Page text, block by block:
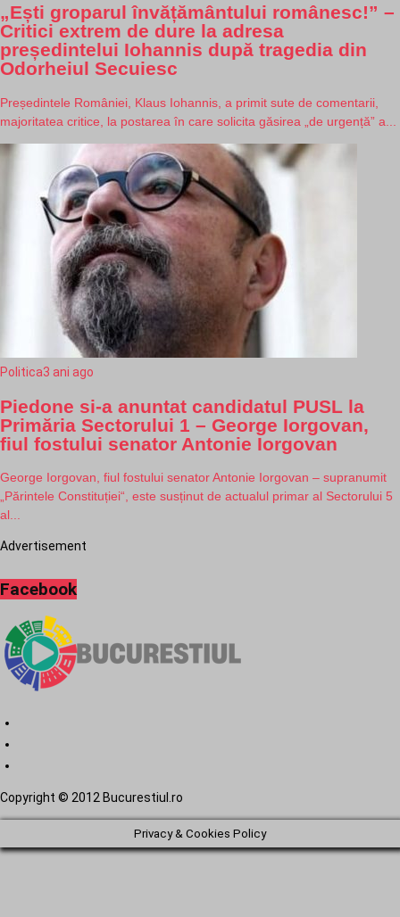
„Ești groparul învățământului românesc!” –
Critici extrem de dure la adresa
președintelui Iohannis după tragedia din
Odorheiul Secuiesc
Președintele României, Klaus Iohannis, a primit sute de comentarii,
majoritatea critice, la postarea în care solicita găsirea „de urgență” a...
Politica3 ani ago
Piedone si-a anuntat candidatul PUSL la
Primăria Sectorului 1 – George Iorgovan,
fiul fostului senator Antonie Iorgovan
George Iorgovan, fiul fostului senator Antonie Iorgovan – supranumit
„Părintele Constituției“, este susținut de actualul primar al Sectorului 5
al...
Advertisement
Facebook
Copyright © 2012 Bucurestiul.ro
Privacy & Cookies Policy